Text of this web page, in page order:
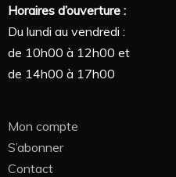
Horaires d’ouverture :
Du lundi au vendredi :
de 10h00 à 12h00 et
de 14h00 à 17h00
Mon compte
S’abonner
Contact